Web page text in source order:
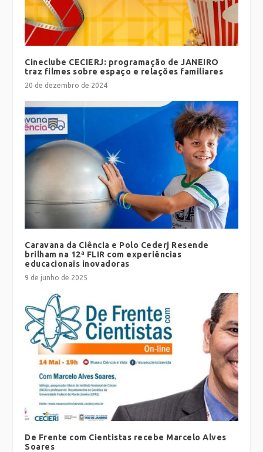
Cineclube CECIERJ: programação de JANEIRO
traz filmes sobre espaço e relações familiares
20 de dezembro de 2024
Caravana da Ciência e Polo Cederj Resende
brilham na 12ª FLIR com experiências
educacionais inovadoras
9 de junho de 2025
De Frente com Cientistas recebe Marcelo Alves
Soares